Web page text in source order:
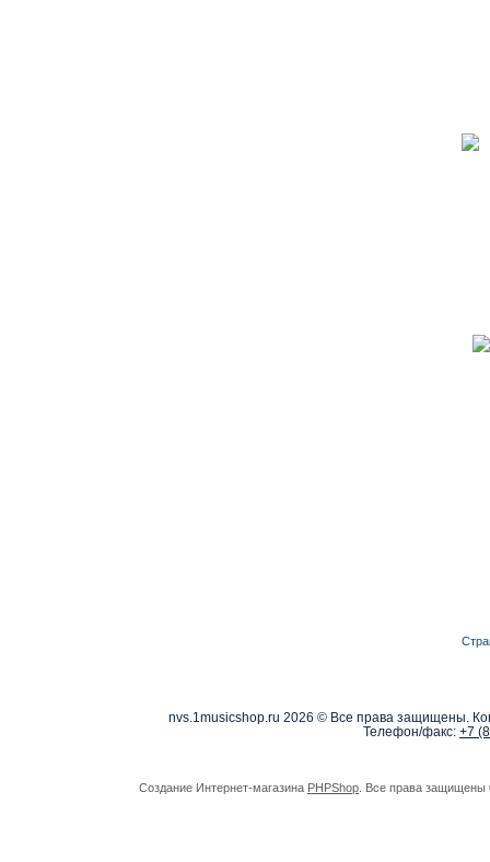
nvs.1musicshop.ru 2026 © Все права защищены.
Телефон/факс: +7
Создание Интернет-магазина PHPShop . Все права защищены